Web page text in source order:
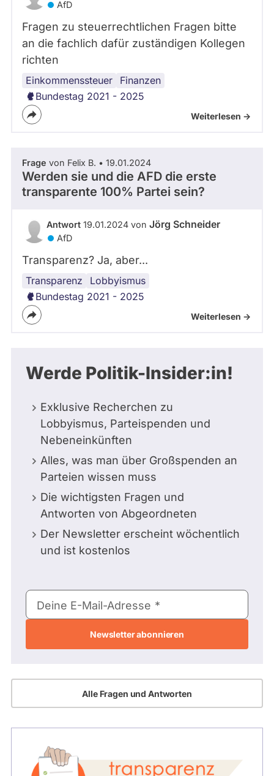
AfD
Fragen zu steuerrechtlichen Fragen bitte
an die fachlich dafür zuständigen Kollegen
richten
Einkommenssteuer Finanzen
Spitzensteuersatz
Bundestag 2021 - 2025
Weiterlesen ->
Frage von Felix B. • 19.01.2024
Werden sie und die AFD die erste
transparente 100% Partei sein?
Antwort 19.01.2024 von Jörg Schneider
AfD
Transparenz? Ja, aber...
Transparenz
Lobbyismus
Bundestag 2021 - 2025
Weiterlesen ->
Werde Politik-Insider:in!
Exklusive Recherchen zu
Lobbyismus, Parteispenden und
Nebeneinkünften
Alles, was man über Großspenden an
Parteien wissen muss
Die wichtigsten Fragen und
Antworten von Abgeordneten
Der Newsletter erscheint wöchentlich
und ist kostenlos
E-
Mail-
Deine E-Mail-Adresse
Alle Fragen und Antworten